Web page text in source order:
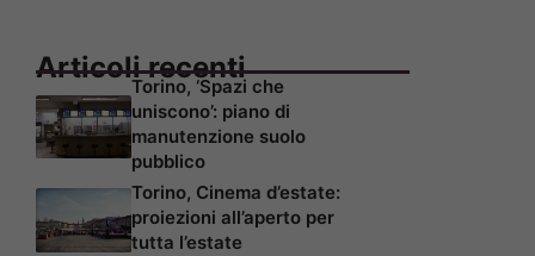
Articoli recenti
Torino, ‘Spazi che
uniscono’: piano di
manutenzione suolo
pubblico
Torino, Cinema d’estate:
proiezioni all’aperto per
tutta l’estate